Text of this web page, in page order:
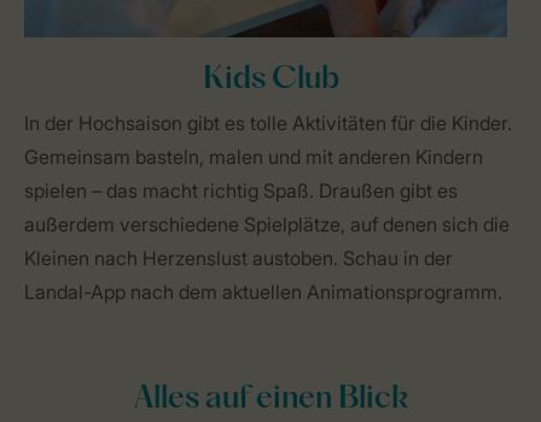
Kids Club
In der Hochsaison gibt es tolle Aktivitäten für die Kinder.
Gemeinsam basteln, malen und mit anderen Kindern
spielen – das macht richtig Spaß. Draußen gibt es
außerdem verschiedene Spielplätze, auf denen sich die
Kleinen nach Herzenslust austoben. Schau in der
Landal-App nach dem aktuellen Animationsprogramm.
Alles auf einen Blick